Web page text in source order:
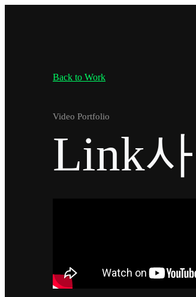
Back to Work
Video Portfolio
Link